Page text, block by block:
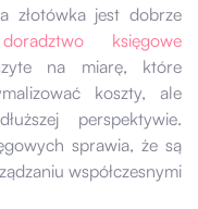
złotówka jest dobrze
księgowe
na miarę, które
koszty, ale
perspektywie.
sprawia, że są
współczesnymi